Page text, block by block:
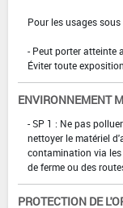
Pour les usages sous
- Peut porter atteinte
Éviter toute
ENVIRONNEMENT
- SP 1 : Ne pas
nettoyer le matériel
contamination via
de ferme ou des
PROTECTION DE